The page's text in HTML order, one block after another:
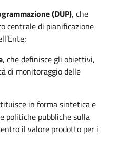
(DUP), che
centrale di pianificazione
, che definisce gli obiettivi,
di monitoraggio delle
in forma sintetica e
politiche pubbliche sulla
il valore prodotto per i